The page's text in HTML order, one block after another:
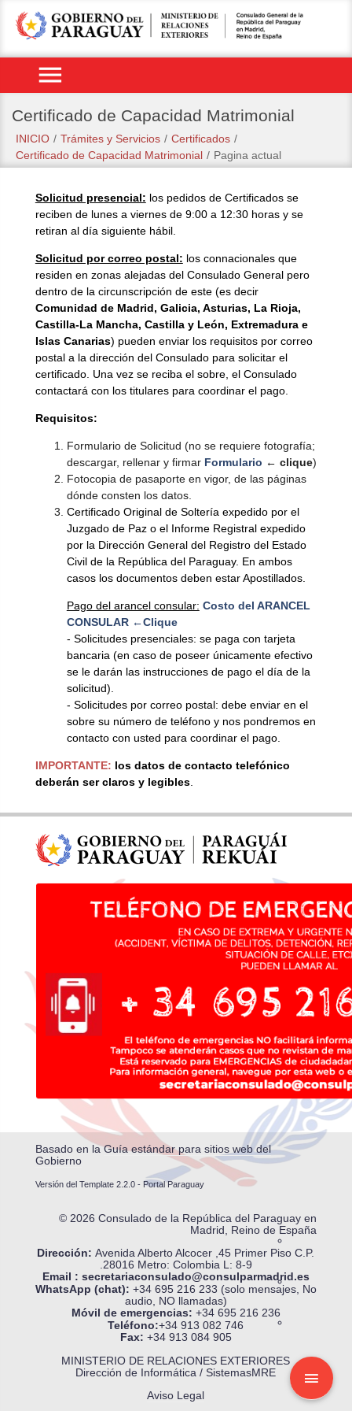
menu
Certificado de Capacidad Matrimonial
INICIO / Trámites y Servicios / Certificados /
Certificado de Capacidad Matrimonial / Pagina actual
Solicitud presencial: los pedidos de Certificados se
reciben de lunes a viernes de 9:00 a 12:30 horas y se
retiran al día siguiente hábil.
Solicitud por correo postal: los connacionales que
residen en zonas alejadas del Consulado General pero
dentro de la circunscripción de este (es decir
Comunidad de Madrid, Galicia, Asturias, La Rioja,
Castilla-La Mancha, Castilla y León, Extremadura e
Islas Canarias) pueden enviar los requisitos por correo
postal a la dirección del Consulado para solicitar el
certificado. Una vez se reciba el sobre, el Consulado
contactará con los titulares para coordinar el pago.
Requisitos:
Formulario de Solicitud (no se requiere fotografía;
descargar, rellenar y firmar Formulario ← clique)
Fotocopia de pasaporte en vigor, de las páginas
dónde consten los datos.
Certificado Original de Soltería expedido por el
Juzgado de Paz o el Informe Registral expedido
por la Dirección General del Registro del Estado
Civil de la República del Paraguay. En ambos
casos los documentos deben estar Apostillados.
Pago del arancel consular: Costo del ARANCEL
CONSULAR ←Clique
- Solicitudes presenciales: se paga con tarjeta
bancaria (en caso de poseer únicamente efectivo
se le darán las instrucciones de pago el día de la
solicitud).
- Solicitudes por correo postal: debe enviar en el
sobre su número de teléfono y nos pondremos en
contacto con usted para coordinar el pago.
IMPORTANTE: los datos de contacto telefónico
deberán ser claros y legibles.
Basado en laGuía estándar para sitios web del
Gobierno
Versión del Template 2.2.0 - Portal Paraguay
© 2026 Consulado de la República del Paraguay en
Madrid, Reino de España
Dirección:Avenida Alberto Alcocer ,45 Primer PisoC.P.
.28016 Metro: Colombia L: 8-9
Email : secretariaconsulado@consulparmadrid.es
WhatsApp (chat): +34 695 216 233 (solo mensajes, No
audio, NO llamadas)
Móvil de emergencias: +34 695 216 236
Teléfono:+34 913 082 746
Fax: +34 913 084 905
MINISTERIO DE RELACIONES EXTERIORES
Dirección de Informática / SistemasMRE
Aviso Legal